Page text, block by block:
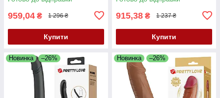
959,04 ₴ 1 296 ₴
Купити
потужна підтримка
915,38 ₴ 1 237 ₴
Купити
Новинка –26% Новинка –26%